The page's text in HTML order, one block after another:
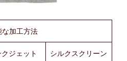
な加工方法
ジェット シルクスクリーン